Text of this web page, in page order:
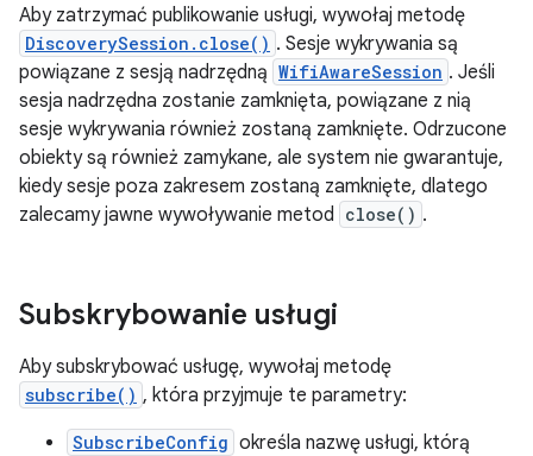
Aby zatrzymać publikowanie usługi, wywołaj metodę
DiscoverySession.close() . Sesje wykrywania są
powiązane z sesją nadrzędną WifiAwareSession . Jeśli
sesja nadrzędna zostanie zamknięta, powiązane z nią
sesje wykrywania również zostaną zamknięte. Odrzucone
obiekty są również zamykane, ale system nie gwarantuje,
kiedy sesje poza zakresem zostaną zamknięte, dlatego
zalecamy jawne wywoływanie metod close() .
Subskrybowanie usługi
Aby subskrybować usługę, wywołaj metodę
subscribe() , która przyjmuje te parametry:
SubscribeConfig określa nazwę usługi, którą